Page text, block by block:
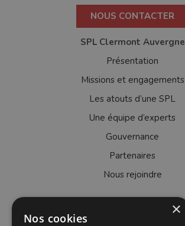
NOUS CONTACTER
SPL Clermont Auvergne
Présentation
Missions et engagements
Les atouts d’une SPL
Une équipe d’experts
Gouvernance
Partenaires
Nous rejoindre
×
Nos cookies